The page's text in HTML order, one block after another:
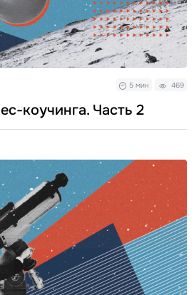
5 мин 469
коучинга. Часть 2